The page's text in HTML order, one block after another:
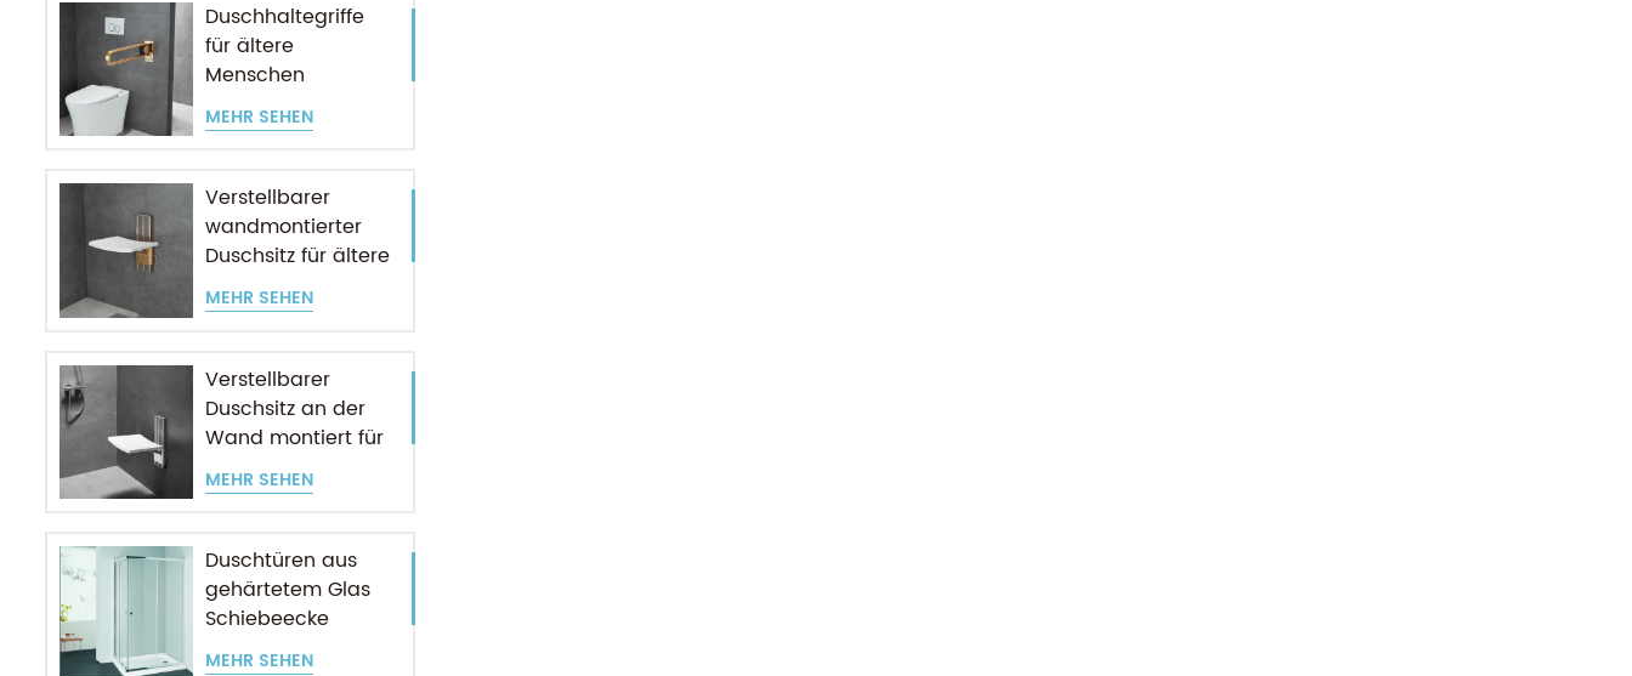
Duschhaltegriffe
für ältere
Menschen
MEHR SEHEN
Verstellbarer
wandmontierter
Duschsitz für ältere
Menschen
MEHR SEHEN
Verstellbarer
Duschsitz an der
Wand montiert für
ältere Menschen
MEHR SEHEN
Duschtüren aus
gehärtetem Glas
Schiebeecke
Eingang
MEHR SEHEN